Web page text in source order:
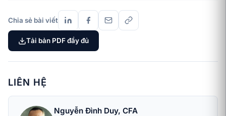
Chia sẻ bài viết
Tải bản PDF đầy đủ
LIÊN HỆ
Nguyễn Đình Duy, CFA